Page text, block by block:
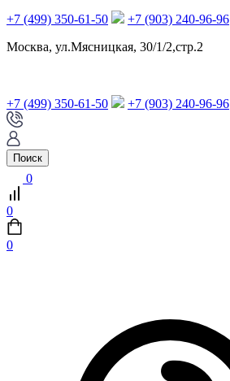
+7 (499) 350-61-50 +7 (903) 240-96-96
Москва, ул.Мясницкая, 30/1/2,стр.2
+7 (499) 350-61-50 +7 (903) 240-96-96
Поиск
0
0
0